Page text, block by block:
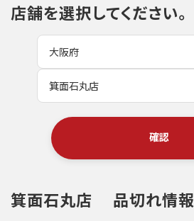
店舗を選択してください。
確認
箕面石丸店 品切れ情報